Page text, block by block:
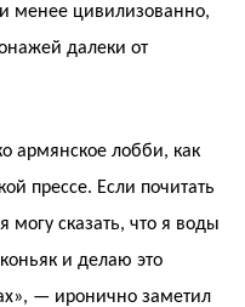
менее цивилизованно,
далеки от
армянское лобби, как
прессе. Если почитать
могу сказать, что я воды
и делаю это
— иронично заметил